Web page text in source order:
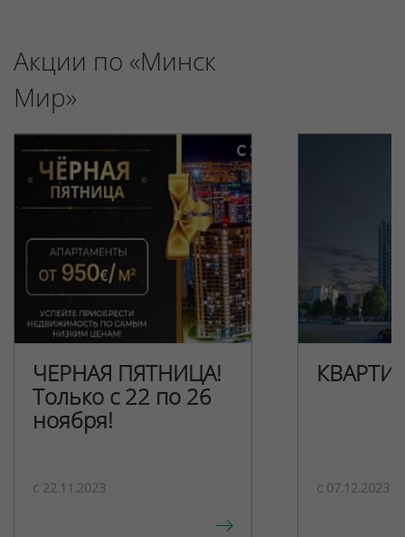
Акции по «Минск
Мир»
ЧЕРНАЯ ПЯТНИЦА!
Только с 22 по 26
ноября!
c 22.11.2023 c 07.12.2023